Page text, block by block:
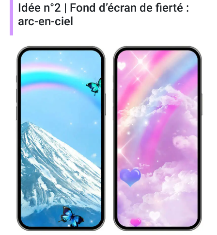
Idée n°2 | Fond d’écran de fierté :
arc-en-ciel